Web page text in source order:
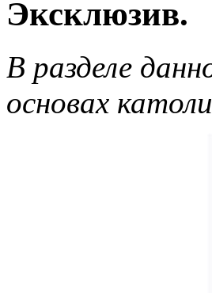
Эксклюзив.
В разделе
основах